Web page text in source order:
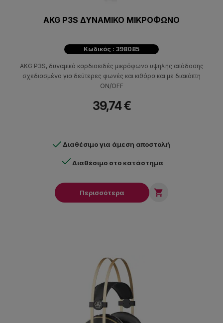
AKG P3S ΔΥΝΑΜΙΚΟ ΜΙΚΡΟΦΩΝΟ
Κωδικός : 398085
AKG P3S, δυναμικό καρδιοειδές μικρόφωνο υψηλής απόδοσης
σχεδιασμένο για δεύτερες φωνές και κιθάρα και με διακόπτη
ON/OFF
39,74 €
Διαθέσιμο για άμεση αποστολή
Διαθέσιμο στο κατάστημα
Περισσότερα 